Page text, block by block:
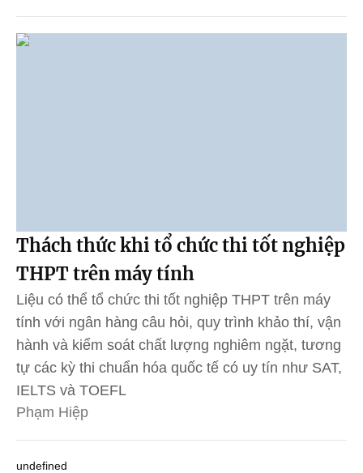
Thách thức khi tổ chức thi tốt nghiệp
THPT trên máy tính
Liệu có thể tổ chức thi tốt nghiệp THPT trên máy
tính với ngân hàng câu hỏi, quy trình khảo thí, vận
hành và kiểm soát chất lượng nghiêm ngặt, tương
tự các kỳ thi chuẩn hóa quốc tế có uy tín như SAT,
IELTS và TOEFL
Phạm Hiệp
undefined